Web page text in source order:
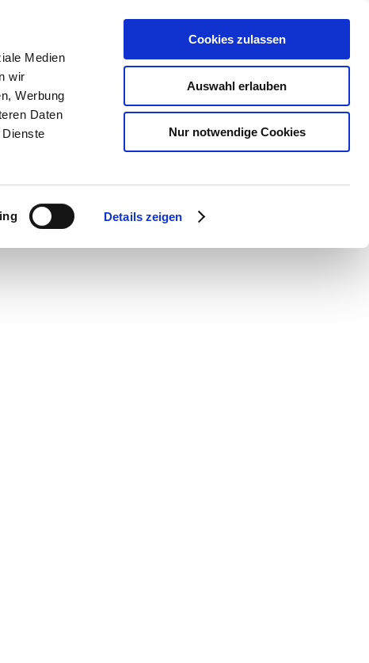
Medien
wir
Werbung
Daten
Details zeigen
Cookies zulassen
Auswahl erlauben
Nur notwendige Cookies